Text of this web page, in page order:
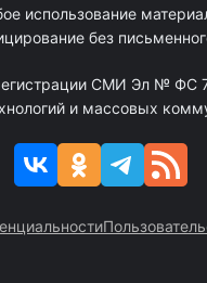
использование
без
СМИ Эл №
и массовых